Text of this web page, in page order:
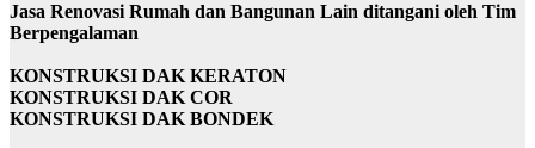
Jasa Renovasi Rumah dan Bangunan Lain ditangani oleh Tim
Berpengalaman
KONSTRUKSI DAK KERATON
KONSTRUKSI DAK COR
KONSTRUKSI DAK BONDEK